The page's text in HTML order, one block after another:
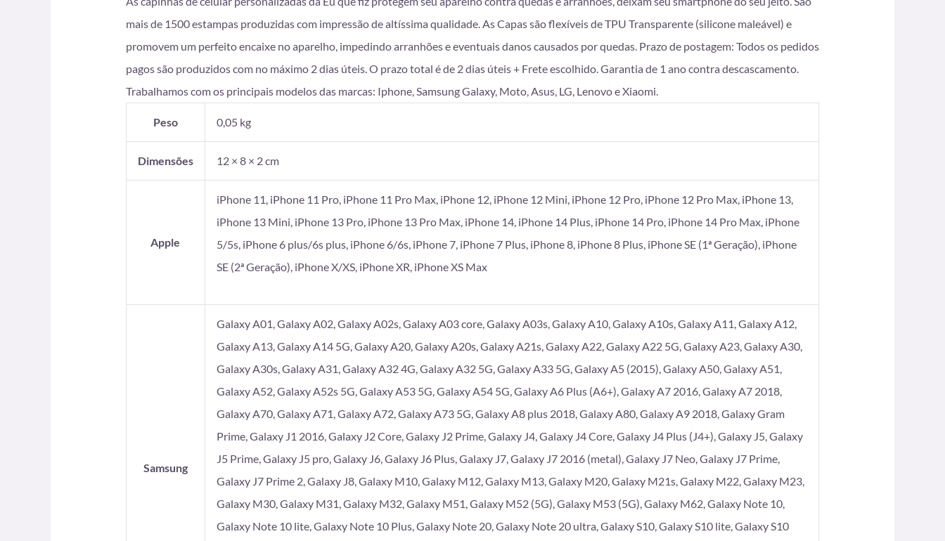
mais de 1500 estampas produzidas com impressão de altíssima qualidade. As Capas são flexíveis de TPU Transparente (silicone maleável) e
promovem um perfeito encaixe no aparelho, impedindo arranhões e eventuais danos causados por quedas. Prazo de postagem: Todos os pedidos
pagos são produzidos com no máximo 2 dias úteis. O prazo total é de 2 dias úteis + Frete escolhido. Garantia de 1 ano contra descascamento.
Trabalhamos com os principais modelos das marcas: Iphone, Samsung Galaxy, Moto, Asus, LG, Lenovo e Xiaomi.
Peso 0,05 kg
Dimensões 12 × 8 × 2 cm
Apple
iPhone 11, iPhone 11 Pro, iPhone 11 Pro Max, iPhone 12, iPhone 12 Mini, iPhone 12 Pro, iPhone 12 Pro Max, iPhone 13,
iPhone 13 Mini, iPhone 13 Pro, iPhone 13 Pro Max, iPhone 14, iPhone 14 Plus, iPhone 14 Pro, iPhone 14 Pro Max, iPhone
5/5s, iPhone 6 plus/6s plus, iPhone 6/6s, iPhone 7, iPhone 7 Plus, iPhone 8, iPhone 8 Plus, iPhone SE (1ª Geração), iPhone
SE (2ª Geração), iPhone X/XS, iPhone XR, iPhone XS Max
Samsung
Galaxy A01, Galaxy A02, Galaxy A02s, Galaxy A03 core, Galaxy A03s, Galaxy A10, Galaxy A10s, Galaxy A11, Galaxy A12,
Galaxy A13, Galaxy A14 5G, Galaxy A20, Galaxy A20s, Galaxy A21s, Galaxy A22, Galaxy A22 5G, Galaxy A23, Galaxy A30,
Galaxy A30s, Galaxy A31, Galaxy A32 4G, Galaxy A32 5G, Galaxy A33 5G, Galaxy A5 (2015), Galaxy A50, Galaxy A51,
Galaxy A52, Galaxy A52s 5G, Galaxy A53 5G, Galaxy A54 5G, Galaxy A6 Plus (A6+), Galaxy A7 2016, Galaxy A7 2018,
Galaxy A70, Galaxy A71, Galaxy A72, Galaxy A73 5G, Galaxy A8 plus 2018, Galaxy A80, Galaxy A9 2018, Galaxy Gram
Prime, Galaxy J1 2016, Galaxy J2 Core, Galaxy J2 Prime, Galaxy J4, Galaxy J4 Core, Galaxy J4 Plus (J4+), Galaxy J5, Galaxy
J5 Prime, Galaxy J5 pro, Galaxy J6, Galaxy J6 Plus, Galaxy J7, Galaxy J7 2016 (metal), Galaxy J7 Neo, Galaxy J7 Prime,
Galaxy J7 Prime 2, Galaxy J8, Galaxy M10, Galaxy M12, Galaxy M13, Galaxy M20, Galaxy M21s, Galaxy M22, Galaxy M23,
Galaxy M30, Galaxy M31, Galaxy M32, Galaxy M51, Galaxy M52 (5G), Galaxy M53 (5G), Galaxy M62, Galaxy Note 10,
Galaxy Note 10 lite, Galaxy Note 10 Plus, Galaxy Note 20, Galaxy Note 20 ultra, Galaxy S10, Galaxy S10 lite, Galaxy S10